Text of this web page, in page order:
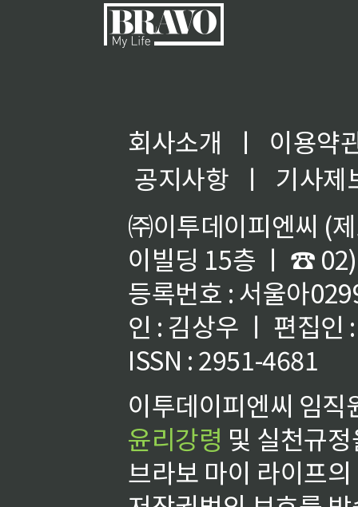
회사소개 ㅣ
이용약
공지사항
ㅣ
기사제
㈜이투데이피엔씨 (
이빌딩 15층 ㅣ ☎
등록번호 : 서울아
인 : 김상우 ㅣ 편집인
ISSN : 2951-4681
이투데이피엔씨 임
윤리강령 및 실천규
브라보 마이 라이프